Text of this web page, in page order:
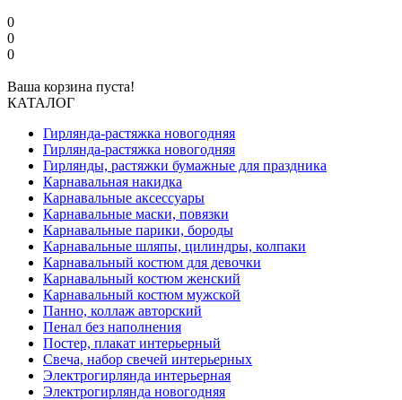
0
0
0
Ваша корзина пуста!
КАТАЛОГ
Гирлянда-растяжка новогодняя
Гирлянда-растяжка новогодняя
Гирлянды, растяжки бумажные для праздника
Карнавальная накидка
Карнавальные аксессуары
Карнавальные маски, повязки
Карнавальные парики, бороды
Карнавальные шляпы, цилиндры, колпаки
Карнавальный костюм для девочки
Карнавальный костюм женский
Карнавальный костюм мужской
Панно, коллаж авторский
Пенал без наполнения
Постер, плакат интерьерный
Свеча, набор свечей интерьерных
Электрогирлянда интерьерная
Электрогирлянда новогодняя